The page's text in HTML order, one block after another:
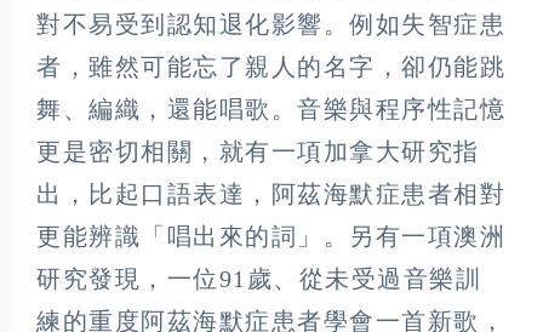
對不易受到認知退化影響。例如失智症患
者，雖然可能忘了親人的名字，卻仍能跳
舞、編織，還能唱歌。音樂與程序性記憶
更是密切相關，就有一項加拿大研究指
出，比起口語表達，阿茲海默症患者相對
更能辨識「唱出來的詞」。另有一項澳洲
研究發現，一位91歲、從未受過音樂訓
練的重度阿茲海默症患者學會一首新歌，